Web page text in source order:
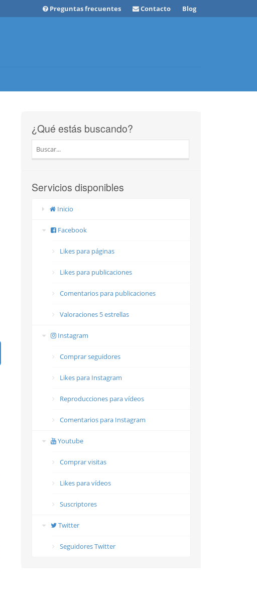
Preguntas frecuentes Contacto Blog
¿Qué estás buscando?
Servicios disponibles
Inicio
Facebook
Likes para páginas
Likes para publicaciones
Comentarios para publicaciones
Valoraciones 5 estrellas
Instagram
Comprar seguidores
Likes para Instagram
Reproducciones para vídeos
Comentarios para Instagram
Youtube
Comprar visitas
Likes para vídeos
Suscriptores
Twitter
Seguidores Twitter